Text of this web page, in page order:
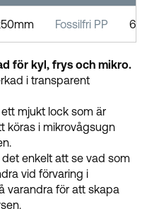
Fossilfri PP 6
för kyl, frys och mikro.
i transparent
mjukt lock som är
köras i mikrovågsugn
enkelt att se vad som
vid förvaring i
varandra för att skapa